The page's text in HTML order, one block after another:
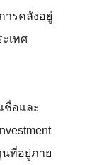
ารคลังอยู่
เทศ
ชื่อและ
นที่อยู่ภาย